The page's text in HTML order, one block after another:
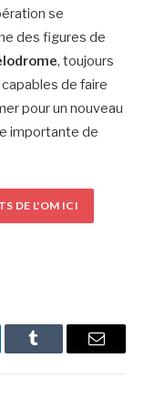
se
des figures de
, toujours
de faire
pour un nouveau
importante de
DE L'OM ICI
Tumblr Email